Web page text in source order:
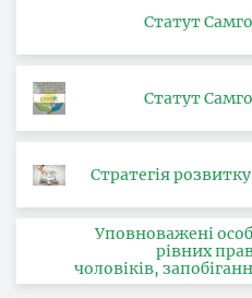
Статут
Статут
Стратегія
Уповноважені
рівних
чоловіків,
за ознакою статі, з